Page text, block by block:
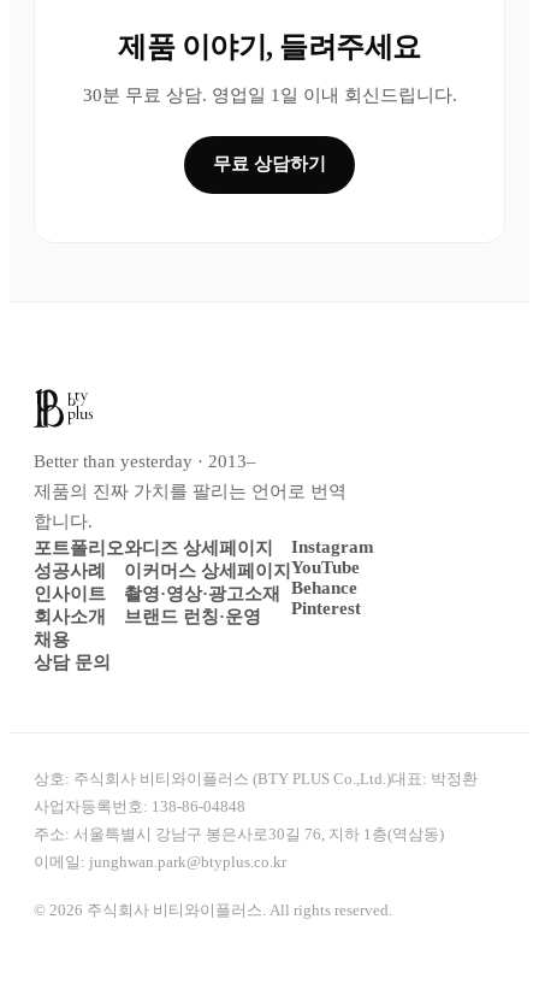
제품 이야기, 들려주세요
30분 무료 상담. 영업일 1일 이내 회신드립니다.
무료 상담하기
Better than yesterday · 2013–
제품의 진짜 가치를 팔리는 언어로 번역
합니다.
포트폴리오
성공사례
인사이트
회사소개
채용
상담 문의
와디즈 상세페이지
이커머스 상세페이지
촬영·영상·광고소재
브랜드 런칭·운영
Instagram
YouTube
Behance
Pinterest
상호: 주식회사 비티와이플러스 (BTY PLUS Co.,Ltd.)대표: 박정환
사업자등록번호: 138-86-04848
주소: 서울특별시 강남구 봉은사로30길 76, 지하 1층(역삼동)
이메일: junghwan.park@btyplus.co.kr
© 2026 주식회사 비티와이플러스. All rights reserved.